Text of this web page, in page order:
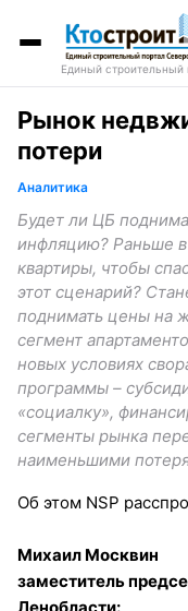
Единый строительный
Рынок
потери
Аналитика
Будет ли ЦБ
инфляцию? Раньше в
квартиры, чтобы
этот сценарий?
поднимать цены на
сегмент
новых условиях
программы –
«социалку»,
сегменты рынка
наименьшими
Об этом NSP
Михаил Москвин
заместитель
Ленобласти: